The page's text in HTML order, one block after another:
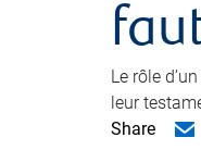
Le rôle
leur
Share